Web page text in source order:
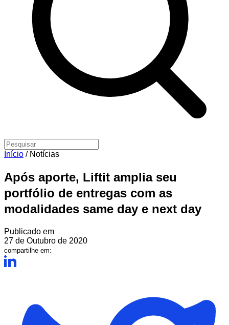
Início / Notícias
Após aporte, Liftit amplia seu
portfólio de entregas com as
modalidades same day e next day
Publicado em
27 de Outubro de 2020
compartilhe em: